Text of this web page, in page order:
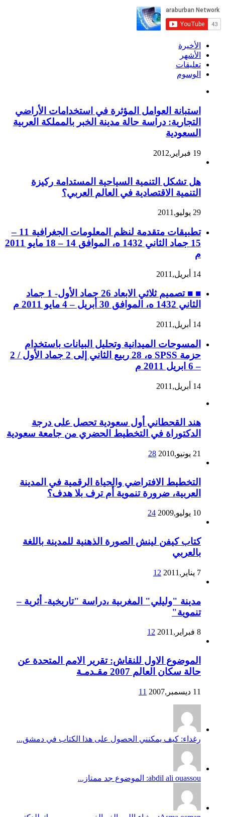
الأخيرة
الأشهر
تعليقات
الوسوم
استبانة العوامل المؤثرة في استخدامات الأراضي
التجارية: دراسة حالة مدينة الخبر بالمملكة العربية
السعودية
19 فبراير,2012
هل تشكل التنمية السياحية المستدامة ركيزة
التنمية الاقتصادية في العالم العربي؟
29 يوليو,2011
تطبيقات متقدمة لنظم المعلومات الجغرافية 11 –
15 جماد الثاني 1432 ه، الموافق 14 – 18 مايو 2011
م
14 أبريل,2011
■ ■ تصميم ثلاثي الابعاد 26 جماد الأول- 1 جماد
الثاني 1432 ه، الموافق 30 أبريل – 4 مايو 2011 م
14 أبريل,2011
المسوحات الميدانية وتحليل البيانات باستخدام
حزمة SPSS ه، 28 ربيع الثاني إلى 2 جماد الأول / 2
– 6 ابريل 2011 م
14 أبريل,2011
هند القحطاني أول سعودية تحصل على درجة
الدكتوراة في التخطيط الحضري من جامعة سعودية
21 يونيو,2010 28
التخطيط الافتراضي والحياة الرقمية في المدينة
العربية، ضرورة تنموية أم ترف بلا هدف؟
10 يوليو,2009 24
كتاب كيفن لينش الصورة الذهنية للمدينة باللغة
بالعربي
7 يناير,2011 12
مدينة "وليلي" المغربية ،دراسة "تاريخية- أثرية –
تنموية"
8 فبراير,2011 12
الموضوع الاول للنقاش: تقرير الامم المتحدة عن
حالة سكان العالم 2007 مقـدمـة
11 ديسمبر,2007 11
رغداء: كيف يمكنني الحصول على هذا الكتاب في دمشق...
abdil ali ouassou: الموضوع جد ممتاز...